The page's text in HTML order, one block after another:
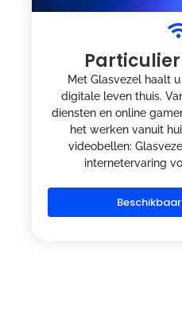
Met Glasvezel haalt
digitale leven thuis.
diensten en online
het werken vanuit
videobellen:
internetervaring